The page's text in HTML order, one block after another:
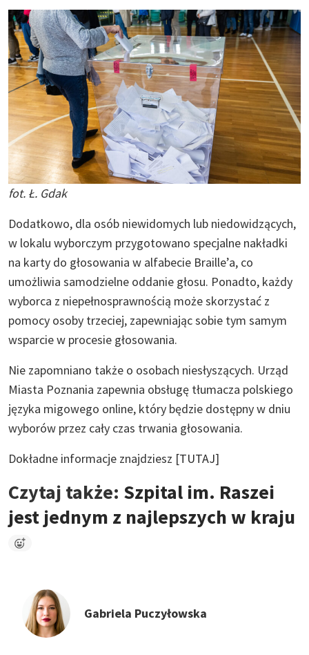
fot. Ł. Gdak
Dodatkowo, dla osób niewidomych lub niedowidzących,
w lokalu wyborczym przygotowano specjalne nakładki
na karty do głosowania w alfabecie Braille’a, co
umożliwia samodzielne oddanie głosu. Ponadto, każdy
wyborca z niepełnosprawnością może skorzystać z
pomocy osoby trzeciej, zapewniając sobie tym samym
wsparcie w procesie głosowania.
Nie zapomniano także o osobach niesłyszących. Urząd
Miasta Poznania zapewnia obsługę tłumacza polskiego
języka migowego online, który będzie dostępny w dniu
wyborów przez cały czas trwania głosowania.
Dokładne informacje znajdziesz [TUTAJ]
Czytaj także: Szpital im. Raszei
jest jednym z najlepszych w kraju
Gabriela Puczyłowska